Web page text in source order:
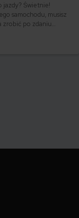
jazdy? Świetnie!
samochodu, musisz
zrobić po zdaniu
mógł prowadzić